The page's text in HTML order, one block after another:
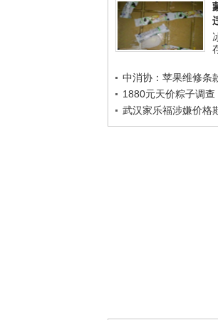
中消协：苹果维修条
1880元天价粽子调查
武汉家乐福涉嫌价格